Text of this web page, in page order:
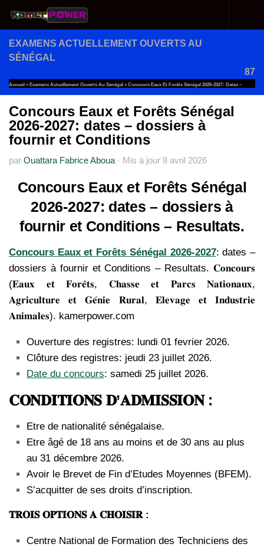
Au dessous du contenu
EXAMENS ACTUELLEMENT OUVERTS AU
SÉNÉGAL
87
Accueil » Examens Actuellement Ouverts Au Sénégal » Concours Eaux Et Forêts Sénégal 2026-2027: Dates –
Dossiers À Fournir Et Conditions
Concours Eaux et Forêts Sénégal
2026-2027: dates – dossiers à
fournir et Conditions
par Ouattara Fabrice Aboua · Mis à jour 8 avril 2026
Concours Eaux et Forêts Sénégal
2026-2027: dates – dossiers à
fournir et Conditions – Resultats.
Concours Eaux et Forêts Sénégal 2026-2027: dates –
dossiers à fournir et Conditions – Resultats. 𝐂𝐨𝐧𝐜𝐨𝐮𝐫𝐬
(𝐄𝐚𝐮𝐱 𝐞𝐭 𝐅𝐨𝐫𝐞̂𝐭𝐬, 𝐂𝐡𝐚𝐬𝐬𝐞 𝐞𝐭 𝐏𝐚𝐫𝐜𝐬 𝐍𝐚𝐭𝐢𝐨𝐧𝐚𝐮𝐱,
𝐀𝐠𝐫𝐢𝐜𝐮𝐥𝐭𝐮𝐫𝐞 𝐞𝐭 𝐆𝐞́𝐧𝐢𝐞 𝐑𝐮𝐫𝐚𝐥, 𝐄𝐥𝐞𝐯𝐚𝐠𝐞 𝐞𝐭 𝐈𝐧𝐝𝐮𝐬𝐭𝐫𝐢𝐞
𝐀𝐧𝐢𝐦𝐚𝐥𝐞𝐬). kamerpower.com
Ouverture des registres: lundi 01 fevrier 2026.
Clôture des registres: jeudi 23 juillet 2026.
Date du concours: samedi 25 juillet 2026.
𝐂𝐎𝐍𝐃𝐈𝐓𝐈𝐎𝐍𝐒 𝐃’𝐀𝐃𝐌𝐈𝐒𝐒𝐈𝐎𝐍 :
Etre de nationalité sénégalaise.
Etre âgé de 18 ans au moins et de 30 ans au plus
au 31 décembre 2026.
Avoir le Brevet de Fin d’Etudes Moyennes (BFEM).
S’acquitter de ses droits d’inscription.
𝐓𝐑𝐎𝐈𝐒 𝐎𝐏𝐓𝐈𝐎𝐍𝐒 𝐀 𝐂𝐇𝐎𝐈𝐒𝐈𝐑 :
Centre National de Formation des Techniciens des